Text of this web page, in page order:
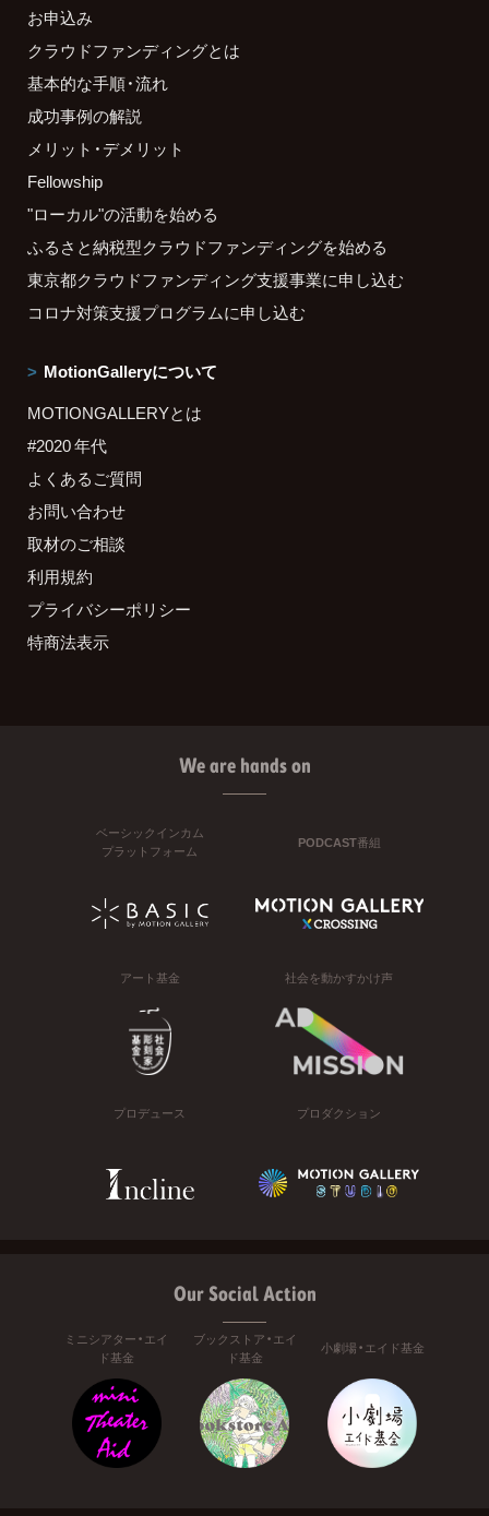
お申込み
クラウドファンディングとは
基本的な手順・流れ
成功事例の解説
メリット・デメリット
Fellowship
"ローカル"の活動を始める
ふるさと納税型クラウドファンディングを始める
東京都クラウドファンディング支援事業に申し込む
コロナ対策支援プログラムに申し込む
MotionGalleryについて
MOTIONGALLERYとは
#2020 年代
よくあるご質問
お問い合わせ
取材のご相談
利用規約
プライバシーポリシー
特商法表示
We are hands on
ベーシックインカム
プラットフォーム
PODCAST番組
アート基金 社会を動かすかけ声
プロデュース プロダクション
Our Social Action
ミニシアター・エイ
ド基金
ブックストア・エイ
ド基金
小劇場・エイド基金